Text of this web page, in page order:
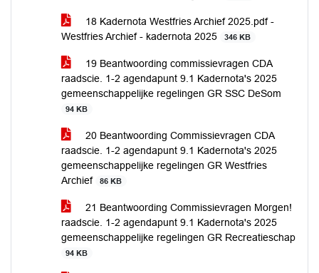
18 Kadernota Westfries Archief 2025.pdf -
Westfries Archief - kadernota 2025
346 KB
19 Beantwoording commissievragen CDA
raadscie. 1-2 agendapunt 9.1 Kadernota's 2025
gemeenschappelijke regelingen GR SSC DeSom
94 KB
20 Beantwoording Commissievragen CDA
raadscie. 1-2 agendapunt 9.1 Kadernota's 2025
gemeenschappelijke regelingen GR Westfries
Archief
86 KB
21 Beantwoording Commissievragen Morgen!
raadscie. 1-2 agendapunt 9.1 Kadernota's 2025
gemeenschappelijke regelingen GR Recreatieschap
94 KB